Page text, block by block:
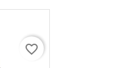
favorite_border